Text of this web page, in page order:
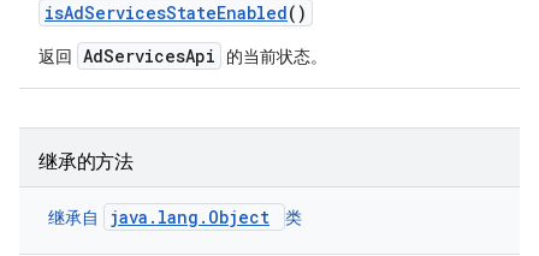
isAdServicesStateEnabled()
返回 AdServicesApi 的当前状态。
继承的方法
继承自 java.lang.Object 类